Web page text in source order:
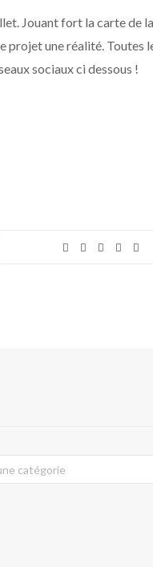
Jouant fort la carte de
projet une réalité. Toutes
sociaux ci dessous !